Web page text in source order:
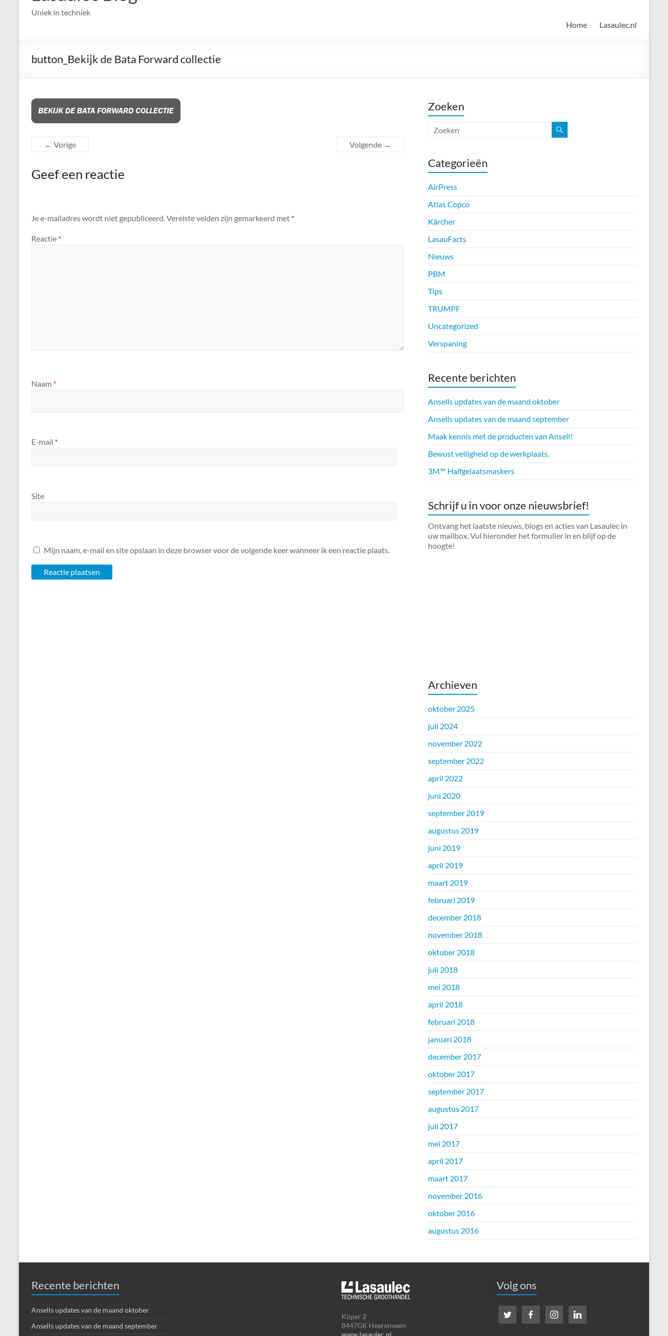
Uniek in techniek
Home
Lasaulec.nl
button_Bekijk de Bata Forward collectie
← Vorige Volgende →
Geef een reactie
Je e-mailadres wordt niet gepubliceerd. Vereiste velden zijn gemarkeerd met *
Reactie *
Naam *
E-mail *
Site
Mijn naam, e-mail en site opslaan in deze browser voor de volgende keer wanneer ik een reactie plaats.
Zoeken
Categorieën
AirPress
Atlas Copco
Kärcher
LasauFacts
Nieuws
PBM
Tips
TRUMPF
Uncategorized
Verspaning
Recente berichten
Ansells updates van de maand oktober
Ansells updates van de maand september
Maak kennis met de producten van Ansell!
Bewust veiligheid op de werkplaats.
3M™ Halfgelaatsmaskers
Schrijf u in voor onze nieuwsbrief!
Ontvang het laatste nieuws, blogs en acties van Lasaulec in
uw mailbox. Vul hieronder het formulier in en blijf op de
hoogte!
Archieven
oktober 2025
juli 2024
november 2022
september 2022
april 2022
juni 2020
september 2019
augustus 2019
juni 2019
april 2019
maart 2019
februari 2019
december 2018
november 2018
oktober 2018
juli 2018
mei 2018
april 2018
februari 2018
januari 2018
december 2017
oktober 2017
september 2017
augustus 2017
juli 2017
mei 2017
april 2017
maart 2017
november 2016
oktober 2016
augustus 2016
Recente berichten
Ansells updates van de maand oktober
Ansells updates van de maand september
Kûper 2
8447GK Heerenveen
Volg ons